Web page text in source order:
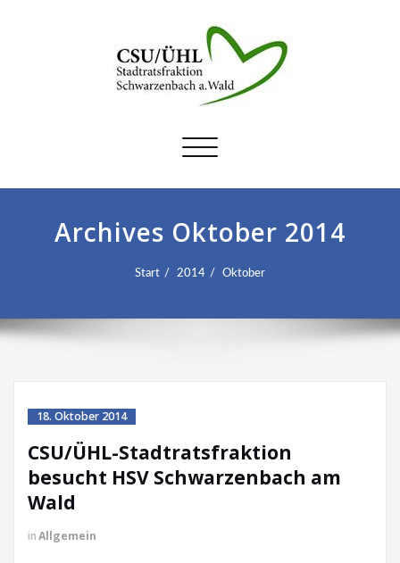
Schalte
Archives Oktober 2014
Start 2014 Oktober
18. Oktober 2014
CSU/ÜHL-Stadtratsfraktion
besucht HSV Schwarzenbach am
Wald
inAllgemein